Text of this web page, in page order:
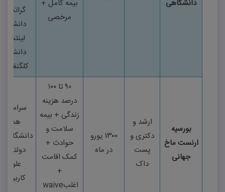
دانشگاهی
بیمه کامل +
مرخصی
گراتس،
دانشگاه
لینتس،
دانشگاه
کلگنفورت
بورسیه
ارنست ماخ
جهانی
ارشد و
دکتری و
پست
داک
۱۳۰۰ یورو
در ماه
۹۰تا۱۰۰
درصد هزینه
زندگی + بیمه
سلامت و
حوادث +
کمک اقامت
+
اغلبwaive
سراسری
همه
دولتی و
علوم
کاربردی